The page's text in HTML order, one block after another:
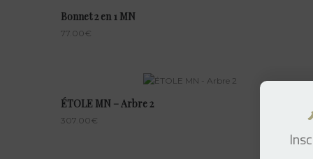
Bonnet 2 en 1 MN
77.00€
ÉTOLE MN – Arbre 2
307.00€